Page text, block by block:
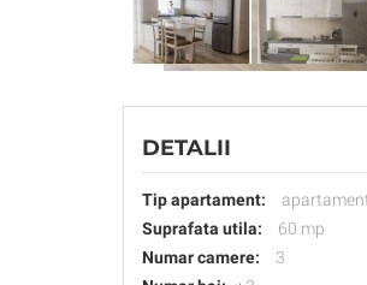
DETALII
Tip apartament:
Suprafata utila:
60 mp
Numar camere:
3